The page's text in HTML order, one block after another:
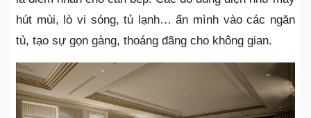
hút mùi, lò vi sóng, tủ lạnh… ẩn mình vào các ngăn
tủ, tạo sự gọn gàng, thoáng đãng cho không gian.